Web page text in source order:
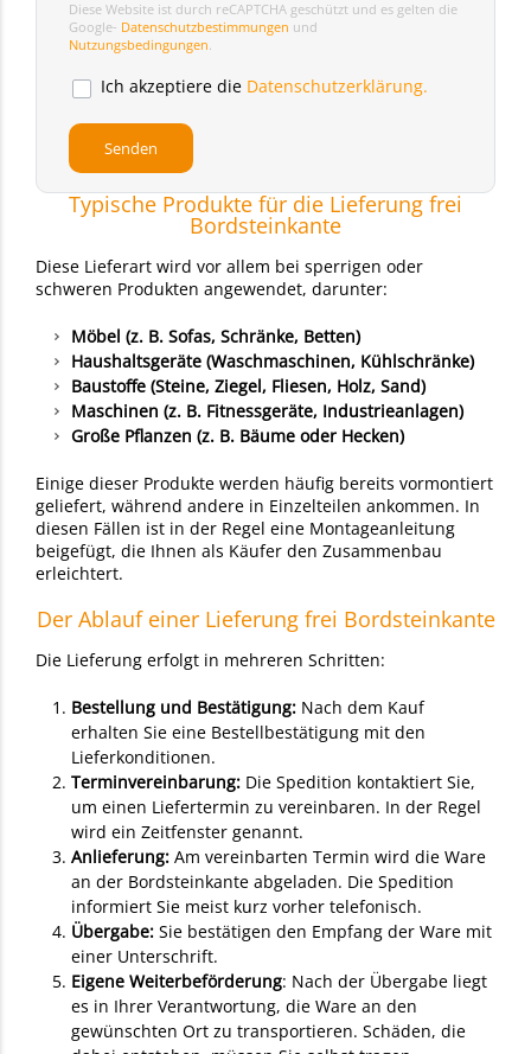
Diese Website ist durch reCAPTCHA geschützt und es gelten die
Google- Datenschutzbestimmungen und
Nutzungsbedingungen.
Ich akzeptiere die Datenschutzerklärung.
Typische Produkte für die Lieferung frei
Bordsteinkante
Diese Lieferart wird vor allem bei sperrigen oder
schweren Produkten angewendet, darunter:
Möbel (z. B. Sofas, Schränke, Betten)
Haushaltsgeräte (Waschmaschinen, Kühlschränke)
Baustoffe (Steine, Ziegel, Fliesen, Holz, Sand)
Maschinen (z. B. Fitnessgeräte, Industrieanlagen)
Große Pflanzen (z. B. Bäume oder Hecken)
Einige dieser Produkte werden häufig bereits vormontiert
geliefert, während andere in Einzelteilen ankommen. In
diesen Fällen ist in der Regel eine Montageanleitung
beigefügt, die Ihnen als Käufer den Zusammenbau
erleichtert.
Der Ablauf einer Lieferung frei Bordsteinkante
Die Lieferung erfolgt in mehreren Schritten:
Bestellung und Bestätigung: Nach dem Kauf
erhalten Sie eine Bestellbestätigung mit den
Lieferkonditionen.
Terminvereinbarung: Die Spedition kontaktiert Sie,
um einen Liefertermin zu vereinbaren. In der Regel
wird ein Zeitfenster genannt.
Anlieferung: Am vereinbarten Termin wird die Ware
an der Bordsteinkante abgeladen. Die Spedition
informiert Sie meist kurz vorher telefonisch.
Übergabe: Sie bestätigen den Empfang der Ware mit
einer Unterschrift.
Eigene Weiterbeförderung: Nach der Übergabe liegt
es in Ihrer Verantwortung, die Ware an den
gewünschten Ort zu transportieren. Schäden, die